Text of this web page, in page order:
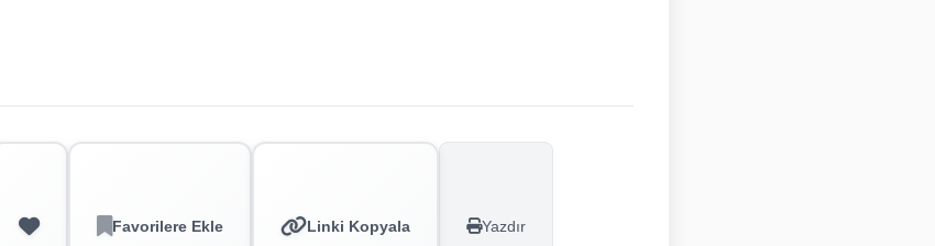
Favorilere Ekle Linki Kopyala Yazdır